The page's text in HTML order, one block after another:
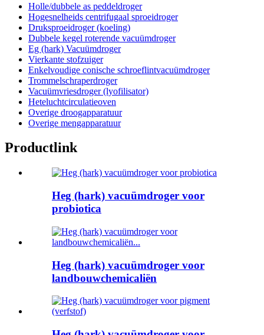
Holle/dubbele as peddeldroger
Hogesnelheids centrifugaal sproeidroger
Druksproeidroger (koeling)
Dubbele kegel roterende vacuümdroger
Eg (hark) Vacuümdroger
Vierkante stofzuiger
Enkelvoudige conische schroeflintvacuümdroger
Trommelschraperdroger
Vacuümvriesdroger (lyofilisator)
Heteluchtcirculatieoven
Overige droogapparatuur
Overige mengapparatuur
Productlink
Heg (hark) vacuümdroger voor
probiotica
Heg (hark) vacuümdroger voor
landbouwchemicaliën